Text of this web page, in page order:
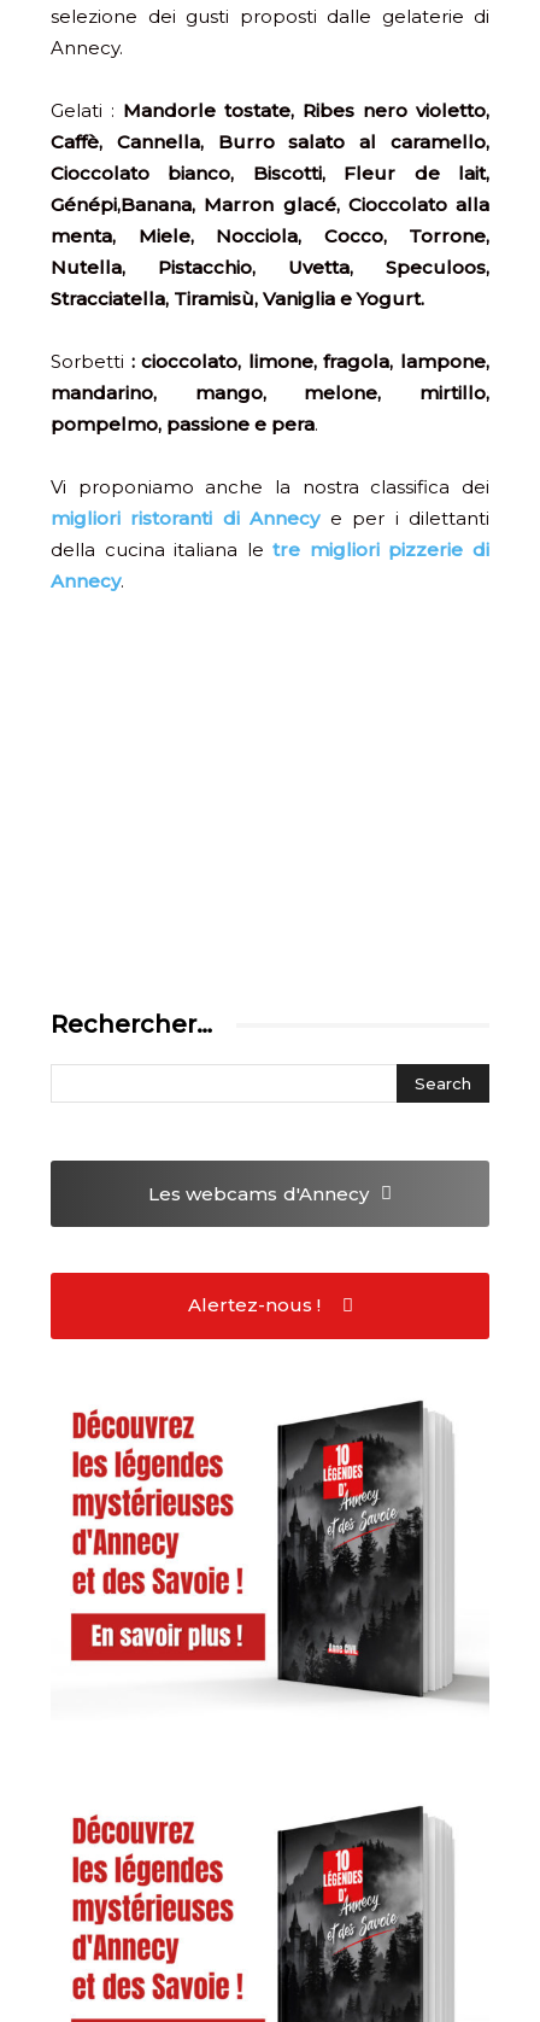
selezione dei gusti proposti dalle gelaterie di
Annecy.
Gelati : Mandorle tostate, Ribes nero violetto,
Caffè, Cannella, Burro salato al caramello,
Cioccolato bianco, Biscotti, Fleur de lait,
Génépi,Banana, Marron glacé, Cioccolato alla
menta, Miele, Nocciola, Cocco, Torrone,
Nutella, Pistacchio, Uvetta, Speculoos,
Stracciatella, Tiramisù, Vaniglia e Yogurt.
Sorbetti : cioccolato, limone, fragola, lampone,
mandarino, mango, melone, mirtillo,
pompelmo, passione e pera.
Vi proponiamo anche la nostra classifica dei
migliori ristoranti di Annecye per i dilettanti
della cucina italiana letre migliori pizzerie di
Annecy.
Rechercher…
Les webcams d'Annecy
Alertez-nous !